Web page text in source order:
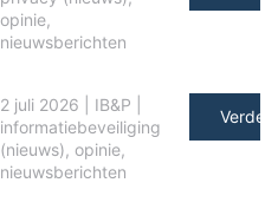
opinie,
nieuwsberichten
2 juli 2026 IB&P
informatiebeveiliging
(nieuws), opinie,
nieuwsberichten
Verder